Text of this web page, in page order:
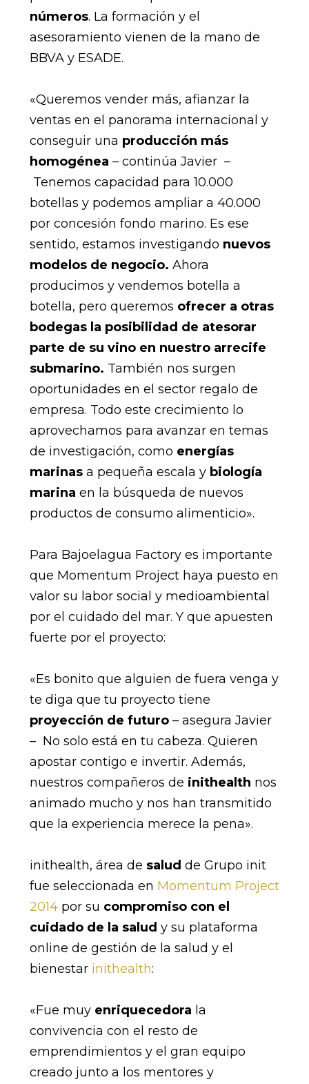
números. La formación y el
asesoramiento vienen de la mano de
BBVA y ESADE.
«Queremos vender más, afianzar la
ventas en el panorama internacional y
conseguir una producción más
homogénea – continúa Javier –
Tenemos capacidad para 10.000
botellas y podemos ampliar a 40.000
por concesión fondo marino. Es ese
sentido, estamos investigando nuevos
modelos de negocio. Ahora
producimos y vendemos botella a
botella, pero queremos ofrecer a otras
bodegas la posibilidad de atesorar
parte de su vino en nuestro arrecife
submarino. También nos surgen
oportunidades en el sector regalo de
empresa. Todo este crecimiento lo
aprovechamos para avanzar en temas
de investigación, como energías
marinasa pequeña escala y biología
marina en la búsqueda de nuevos
productos de consumo alimenticio».
Para Bajoelagua Factory es importante
que Momentum Project haya puesto en
valor su labor social y medioambiental
por el cuidado del mar. Y que apuesten
fuerte por el proyecto:
«Es bonito que alguien de fuera venga y
te diga que tu proyecto tiene
proyección de futuro– asegura Javier
– No solo está en tu cabeza. Quieren
apostar contigo e invertir. Además,
nuestros compañeros de inithealth nos
animado mucho y nos han transmitido
que la experiencia merece la pena».
inithealth, área de salud de Grupo init
fue seleccionada en Momentum Project
2014 por su compromiso con el
cuidado de la salud y su plataforma
online de gestión de la salud y el
bienestar inithealth:
«Fue muy enriquecedora la
convivencia con el resto de
emprendimientos y el gran equipo
creado junto a los mentores y